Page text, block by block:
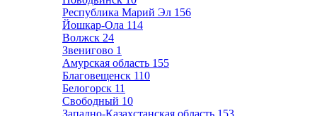
Республика Марий Эл 156
Йошкар-Ола 114
Волжск 24
Звенигово 1
Амурская область 155
Благовещенск 110
Белогорск 11
Свободный 10
Западно-Казахстанская область 153